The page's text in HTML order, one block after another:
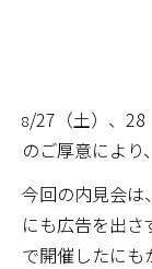
8/27（土）、28
のご厚意により
今回の内見会は
にも広告を出
で開催したにも